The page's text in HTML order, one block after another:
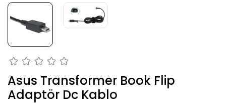
Asus Transformer Book Flip
Adaptör Dc Kablo